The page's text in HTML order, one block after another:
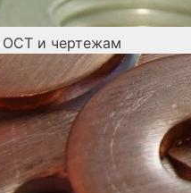
ОСТ и чертежам